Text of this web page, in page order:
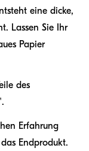
eine dicke,
Lassen Sie Ihr
Papier
des
Erfahrung
Endprodukt.